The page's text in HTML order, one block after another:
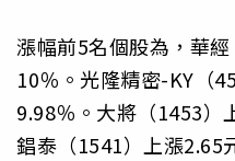
漲幅前5名個股為，華
10％。光隆精密-KY（
9.98％。大將（1453）
錩泰（1541）上漲2.65